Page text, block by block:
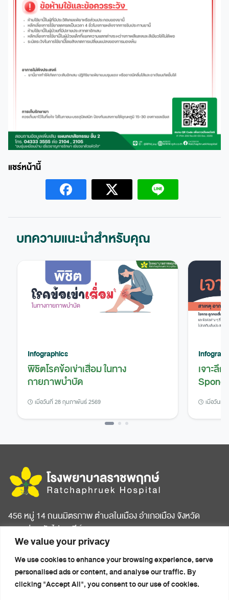
We value your privacy
We use cookies to enhance your browsing experience, serve
personalised ads or content, and analyse our traffic. By
clicking "Accept All", you consent to our use of cookies.
บทความแนะนำสำหรับคุณ
Infographics
พิชิตโรคข้อเข่าเสื่อม ในทาง
กายภาพบำบัด
เมื่อวันที่ 28 กุมภาพันธ์ 2569
เจาะลึ
เมื่อวันที่
456 หมู่ 14 ถนนมิตรภาพ ตำบลในเมือง อำเภอเมือง จังหวัด
ขอนแก่น รหัสไปรษณีย์ 40000
หน้าแรก
เกี่ยวกับโรงพยาบาล
ห้องพักผู้ป่วย
บทความสุขภาพ
ข่าวประชาสัมพันธ์
ติดต่อเรา